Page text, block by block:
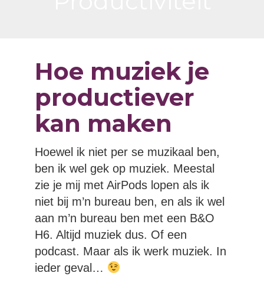
Hoe muziek je
productiever
kan maken
Hoewel ik niet per se muzikaal ben,
ben ik wel gek op muziek. Meestal
zie je mij met AirPods lopen als ik
niet bij m’n bureau ben, en als ik wel
aan m’n bureau ben met een B&O
H6. Altijd muziek dus. Of een
podcast. Maar als ik werk muziek. In
ieder geval…